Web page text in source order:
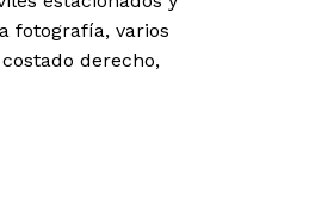
fotografía, varios
derecho,